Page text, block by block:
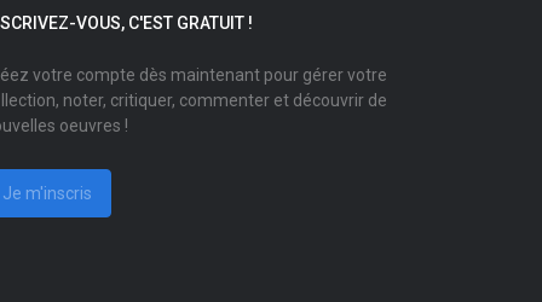
VOUS, C'EST GRATUIT !
votre compte dès maintenant pour gérer votre
noter, critiquer, commenter et découvrir de
oeuvres !
Je m'inscris